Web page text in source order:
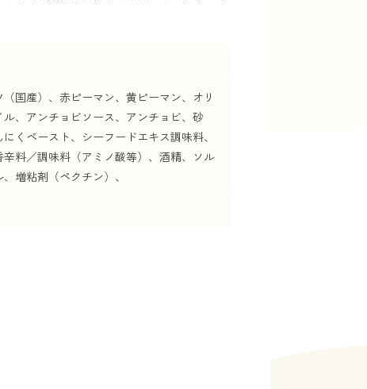
（国産）、赤ピーマン、黄ピーマン、オリ
ル、アンチョビソース、アンチョビ、砂
くペースト、シーフードエキス調味料、
辛料／調味料（アミノ酸等）、酒精、ソル
、増粘剤（ペクチン）、